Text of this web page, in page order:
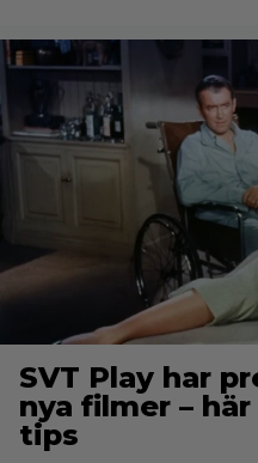
SVT Play har
nya filmer –
tips